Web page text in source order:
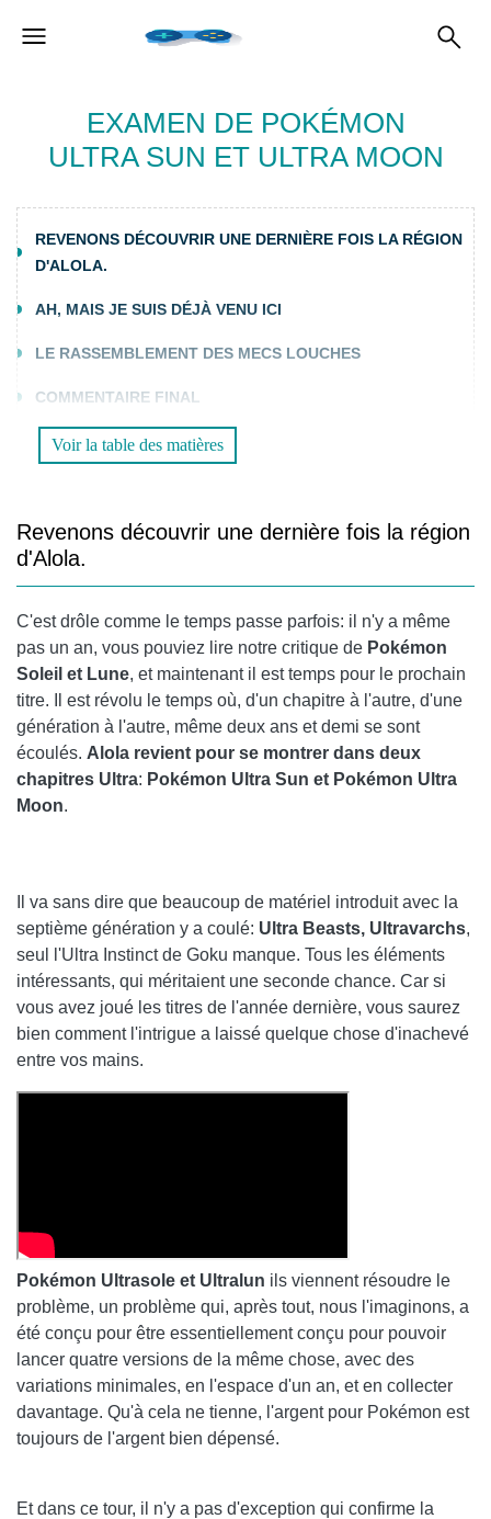
EXAMEN DE POKÉMON
ULTRA SUN ET ULTRA MOON
REVENONS DÉCOUVRIR UNE DERNIÈRE FOIS LA RÉGION
D'ALOLA.
AH, MAIS JE SUIS DÉJÀ VENU ICI
LE RASSEMBLEMENT DES MECS LOUCHES
COMMENTAIRE FINAL
Voir la table des matières
Revenons découvrir une dernière fois la région
d'Alola.
C'est drôle comme le temps passe parfois: il n'y a même
pas un an, vous pouviez lire notre critique de Pokémon
Soleil et Lune, et maintenant il est temps pour le prochain
titre. Il est révolu le temps où, d'un chapitre à l'autre, d'une
génération à l'autre, même deux ans et demi se sont
écoulés. Alola revient pour se montrer dans deux
chapitres Ultra: Pokémon Ultra Sun et Pokémon Ultra
Moon.
Il va sans dire que beaucoup de matériel introduit avec la
septième génération y a coulé: Ultra Beasts, Ultravarchs,
seul l'Ultra Instinct de Goku manque. Tous les éléments
intéressants, qui méritaient une seconde chance. Car si
vous avez joué les titres de l'année dernière, vous saurez
bien comment l'intrigue a laissé quelque chose d'inachevé
entre vos mains.
Pokémon Ultrasole et Ultralun ils viennent résoudre le
problème, un problème qui, après tout, nous l'imaginons, a
été conçu pour être essentiellement conçu pour pouvoir
lancer quatre versions de la même chose, avec des
variations minimales, en l'espace d'un an, et en collecter
davantage. Qu'à cela ne tienne, l'argent pour Pokémon est
toujours de l'argent bien dépensé.
Et dans ce tour, il n'y a pas d'exception qui confirme la